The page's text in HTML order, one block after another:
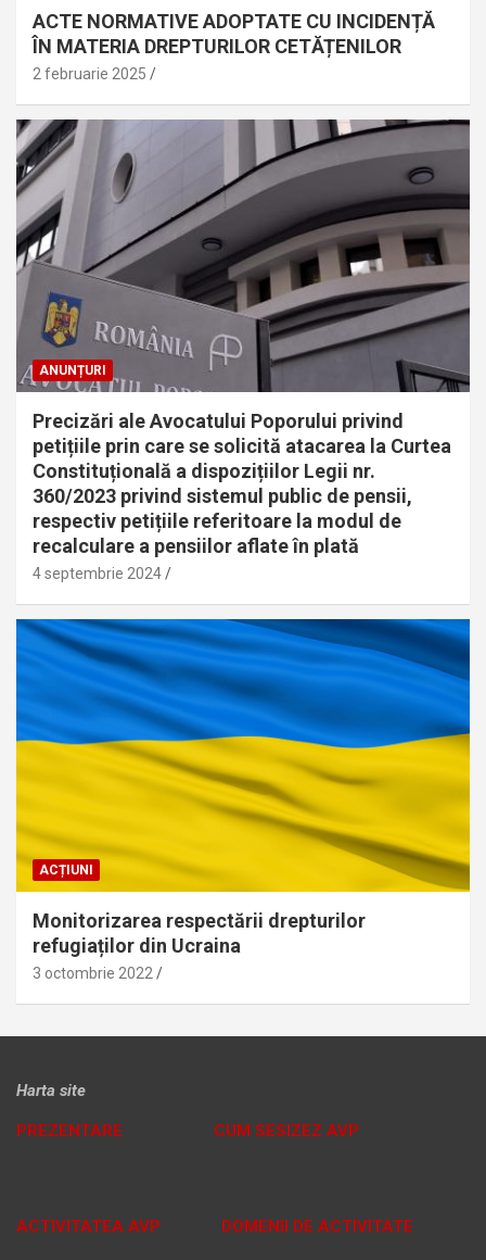
ACTE NORMATIVE ADOPTATE CU INCIDENȚĂ
ÎN MATERIA DREPTURILOR CETĂȚENILOR
2 februarie 2025
ANUNȚURI
Precizări ale Avocatului Poporului privind
petițiile prin care se solicită atacarea la Curtea
Constituțională a dispozițiilor Legii nr.
360/2023 privind sistemul public de pensii,
respectiv petițiile referitoare la modul de
recalculare a pensiilor aflate în plată
4 septembrie 2024
ACȚIUNI
Monitorizarea respectării drepturilor
refugiaților din Ucraina
3 octombrie 2022
Harta site
PREZENTARE CUM SESIZEZ AVP
ACTIVITATEA AVP DOMENII DE ACTIVITATE